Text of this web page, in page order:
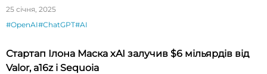
25 січня, 2025
#OpenAI#ChatGPT#AI
Стартап Ілона Маска xAI залучив $6 мільярдів від
Valor, a16z і Sequoia